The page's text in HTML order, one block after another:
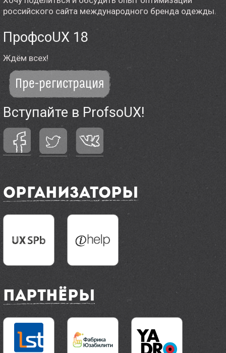
российского сайта международного бренда одежды.
ПрофсоUX 18
Ждём всех!
Пре-регистрация
Вступайте в ProfsoUX!
Организаторы
Партнёры